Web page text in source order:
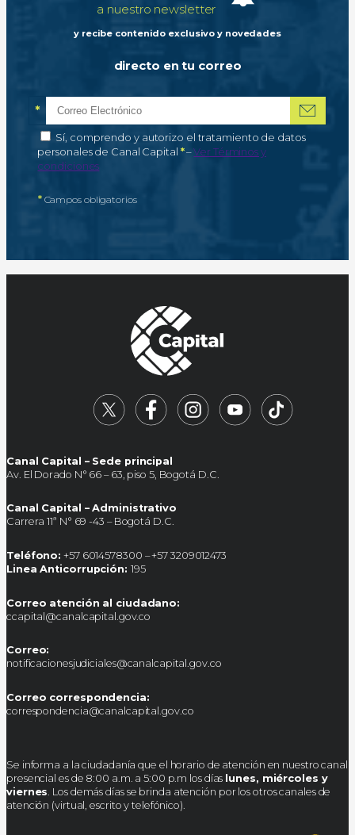
a nuestro newsletter
y recibe contenido exclusivo y novedades
directo en tu correo
Correo electrónico
*Campo obligatorio
Autorización de tratamiento de datos personales
Sí, comprendo y autorizo el tratamiento de datos
personales de Canal Capital *–Campo obligatorio
Ver Términos y
condiciones
*Campos obligatorios
Canal Capital – Sede principal
Av. El Dorado N° 66 – 63, piso 5, Bogotá D.C.
Canal Capital – Administrativo
Carrera 11ª N° 69 -43 – Bogotá D.C.
Teléfono: +57 6014578300 – +57 3209012473
Linea Anticorrupción: 195
Correo atención al ciudadano:
ccapital@canalcapital.gov.co
Correo:
notificacionesjudiciales@canalcapital.gov.co
Correo correspondencia:
correspondencia@canalcapital.gov.co
Se informa a la ciudadanía que el horario de atención en nuestro canal
presencial es de 8:00 a.m. a 5:00 p.m los días lunes, miércoles y
viernes. Los demás días se brinda atención por los otros canales de
atención (virtual, escrito y telefónico).